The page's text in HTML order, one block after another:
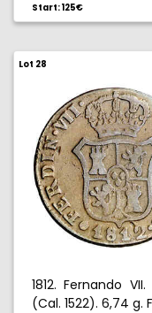
Start: 125€
Lot 28
1812. Fernando
(Cal. 1522). 6,74 g.